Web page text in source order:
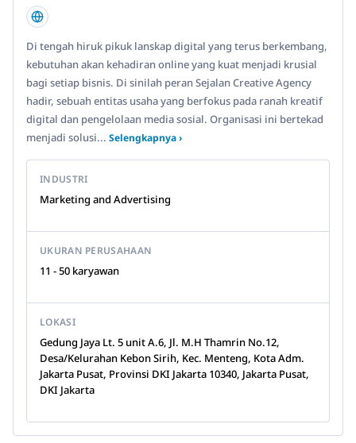
Di tengah hiruk pikuk lanskap digital yang terus berkembang,
kebutuhan akan kehadiran online yang kuat menjadi krusial
bagi setiap bisnis. Di sinilah peran Sejalan Creative Agency
hadir, sebuah entitas usaha yang berfokus pada ranah kreatif
digital dan pengelolaan media sosial. Organisasi ini bertekad
menjadi solusi... Selengkapnya ›
INDUSTRI
Marketing and Advertising
UKURAN PERUSAHAAN
11 - 50 karyawan
LOKASI
Gedung Jaya Lt. 5 unit A.6, Jl. M.H Thamrin No.12,
Desa/Kelurahan Kebon Sirih, Kec. Menteng, Kota Adm.
Jakarta Pusat, Provinsi DKI Jakarta 10340, Jakarta Pusat,
DKI Jakarta